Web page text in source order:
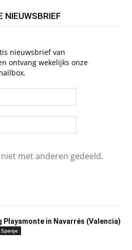
NIEUWSBRIEF
nieuwsbrief van
ontvang wekelijks onze
met anderen gedeeld.
Playamonte in Navarrés (Valencia)